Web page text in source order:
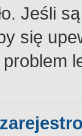
Jeśli
się